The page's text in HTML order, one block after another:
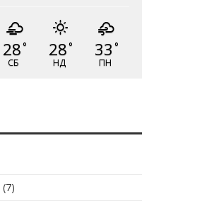
28°
СБ
28°
НД
33 °
ПН
(7)